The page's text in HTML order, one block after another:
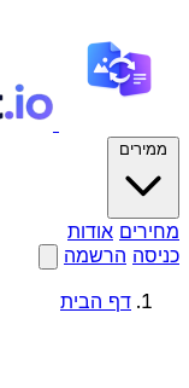
ממירים
מחירים אודות
כניסה הרשמה
דף הבית